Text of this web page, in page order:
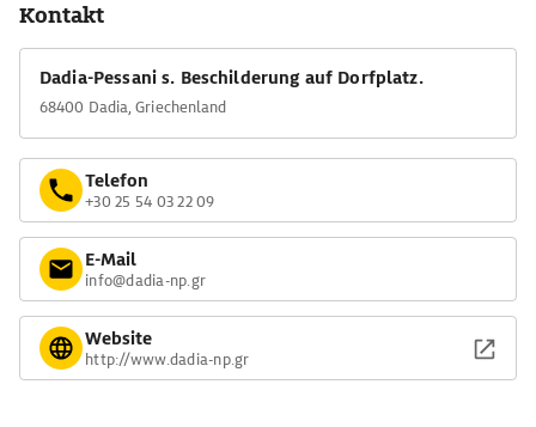
Kontakt
Dadia-Pessani s. Beschilderung auf Dorfplatz.
68400 Dadia, Griechenland
Telefon
+30 25 54 03 22 09
E-Mail
info@dadia-np.gr
Website
http://www.dadia-np.gr